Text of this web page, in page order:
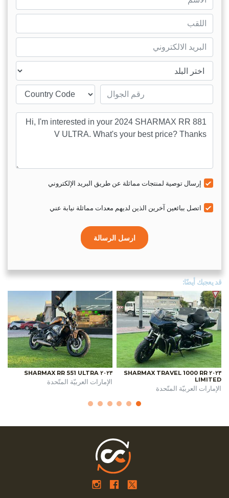
Mobile number
إرسال توصية لمنتجات مماثلة عن طريق البريد الإلكتروني
اتصل ببائعين آخرين الذين لديهم معدات مماثلة نيابة عني
ارسل الرسالة
قد يعجبك أيضًا:
٢٠٢٣ SHARMAX TRAVEL 1000 RR
LIMITED
الإمارات العربيّة المتّحدة
٢٠٢٣ SHARMAX RR 551 ULTRA
الإمارات العربيّة المتّحدة